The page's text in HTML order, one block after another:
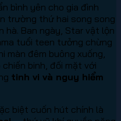
bình yên cho gia đình
trường thứ hai song song
hà. Ban ngày, Star vật lộn
tuổi teen tưởng chừng
màn đêm buông xuống,
binh, đối mặt với
tinh vi và nguy hiểm
biệt cuốn hút chính là